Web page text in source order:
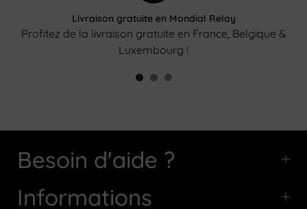
Livraison gratuite en Mondial Relay
Profitez de la livraison gratuite en France, Belgique &
Luxembourg !
Besoin d'aide ?
Informations